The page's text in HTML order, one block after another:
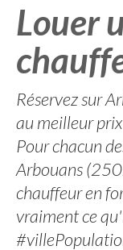
Louer
Réservez sur
au meilleur prix
Pour chacun
Arbouans
chauffeur en
vraiment ce